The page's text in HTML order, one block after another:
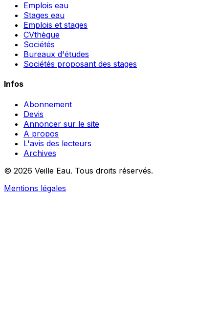
Emplois eau
Stages eau
Emplois et stages
CVthèque
Sociétés
Bureaux d'études
Sociétés proposant des stages
Infos
Abonnement
Devis
Annoncer sur le site
A propos
L'avis des lecteurs
Archives
© 2026 Veille Eau. Tous droits réservés.
Mentions légales